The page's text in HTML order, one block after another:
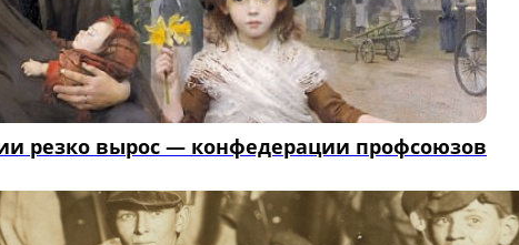
резко вырос — конфедерации профсоюзов